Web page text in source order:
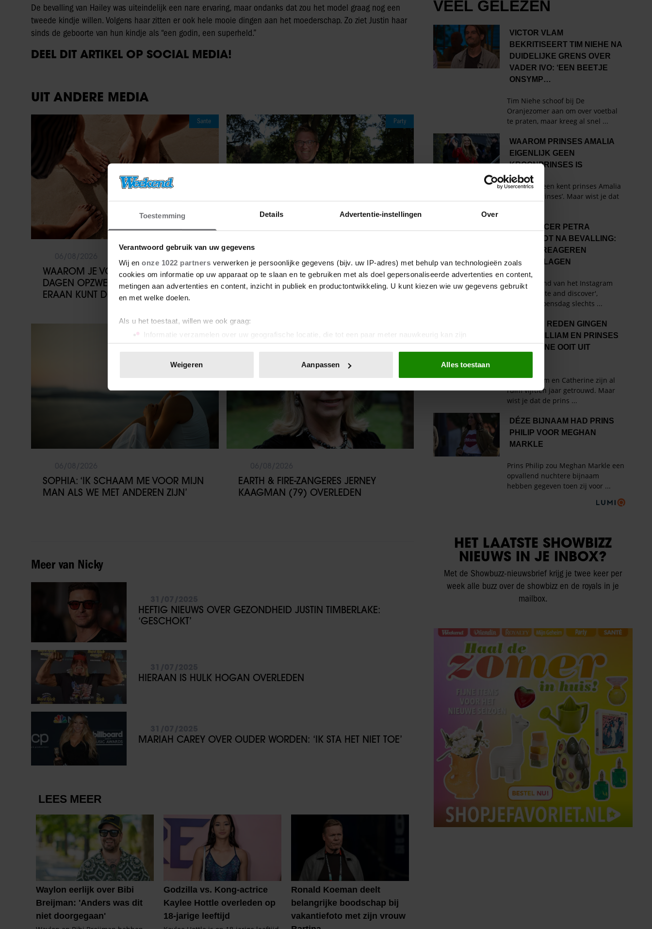
Toestemming Details Advertentie-instellingen Over
Verantwoord gebruik van uw gegevens
Wij en onze 1022 partners verwerken je persoonlijke gegevens (bijv. uw IP-adres) met behulp van technologieën zoals
cookies om informatie op uw apparaat op te slaan en te gebruiken met als doel gepersonaliseerde advertenties en content,
metingen aan advertenties en content, inzicht in publiek en productontwikkeling. U kunt kiezen wie uw gegevens gebruikt
en met welke doelen.
Als u het toestaat, willen we ook graag:
Informatie verzamelen over uw geografische locatie, die tot een paar meter nauwkeurig kan zijn
Uw apparaat identificeren door het actief te scannen op specifieke eigenschappen (fingerprinting)
toestemming op elk moment wijzigen of intrekken in de Cookieverklaring.
We gebruiken cookies om content en advertenties te personaliseren, om functies voor social media te bieden en om ons
websiteverkeer te analyseren. Ook delen we informatie over uw gebruik van onze site met onze partners voor social
media, adverteren en analyse. Deze partners kunnen deze gegevens combineren met andere informatie die u aan ze heeft
verstrekt of die ze hebben verzameld op basis van uw gebruik van hun services. U gaat akkoord met onze cookies als u
onze website blijft gebruiken.
Weigeren Aanpassen Alles toestaan
De bevalling van Hailey was uiteindelijk een nare ervaring, maar ondanks dat zou het model graag nog een
tweede kindje willen. Volgens haar zitten er ook hele mooie dingen aan het moederschap. Zo ziet Justin haar
sinds de geboorte van hun kindje als “een godin, een superheld.”
DEEL DIT ARTIKEL OP SOCIAL MEDIA!
UIT ANDERE MEDIA
Sante
WAAROM JE VOETEN OP WARME
DAGEN OPZWELLEN (EN WAT JE
ERAAN KUNT DOEN)
Party
JAÏR FERWERDA OPENHARTIG OVER
ZIJN JEUGD: “MIJN ZUS IS MIJN
Vriendin
SOPHIA: ‘IK SCHAAM ME VOOR MIJN
MAN ALS WE MET ANDEREN ZIJN’
EARTH & FIRE-ZANGERES JERNEY
KAAGMAN (79) OVERLEDEN
Meer van Nicky
HEFTIG NIEUWS OVER GEZONDHEID JUSTIN TIMBERLAKE:
‘GESCHOKT’
HIERAAN IS HULK HOGAN OVERLEDEN
MARIAH CAREY OVER OUDER WORDEN: ‘IK STA HET NIET TOE’
HET LAATSTE SHOWBIZZ
NIEUWS IN JE INBOX?
Met de Showbuzz-nieuwsbrief krijg je twee keer per
week alle buzz over de showbizz en de royals in je
mailbox.